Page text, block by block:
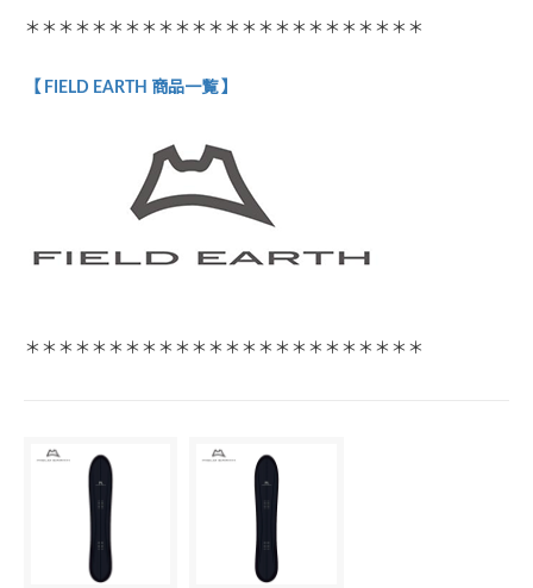
＊＊＊＊＊＊＊＊＊＊＊＊＊＊＊＊＊＊＊＊＊＊＊＊
【 FIELD EARTH 商品一覧 】
＊＊＊＊＊＊＊＊＊＊＊＊＊＊＊＊＊＊＊＊＊＊＊＊